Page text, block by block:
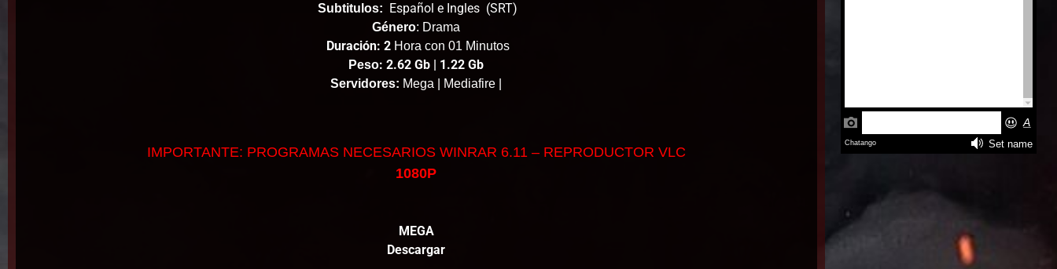
Subtitulos: Español e Ingles (SRT)
Género: Drama
Duración: 2Hora con 01 Minutos
Peso: 2.62 Gb | 1.22 Gb
Servidores: Mega | Mediafire |
IMPORTANTE: PROGRAMAS NECESARIOS WINRAR 6.11 – REPRODUCTOR VLC
1080P
MEGA
Descargar